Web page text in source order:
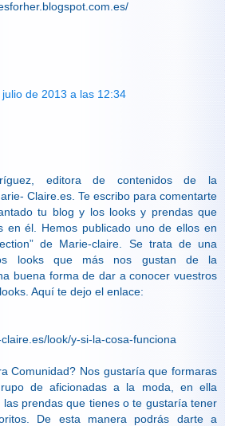
julio de 2013 a las 12:34
editora de contenidos de la
Claire.es. Te escribo para comentarte
tu blog y los looks y prendas que
en él. Hemos publicado uno de ellos en
de Marie-claire. Se trata de una
looks que más nos gustan de la
buena forma de dar a conocer vuestros
Aquí te dejo el enlace:
look/y-si-la-cosa-funciona
Comunidad? Nos gustaría que formaras
de aficionadas a la moda, en ella
las prendas que tienes o te gustaría tener
De esta manera podrás darte a